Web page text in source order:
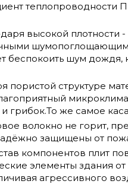
теплопроводности
высокой плотности -
беспокоить шум дождя,
пористой структуре
грибок.То же самое
волокно не горит,
защищены от
компонентов плит
элементы здания от
агрессивного